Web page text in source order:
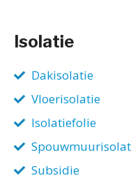
Isolatie
Dakisolatie
Vloerisolatie
Isolatiefolie
Subsidie